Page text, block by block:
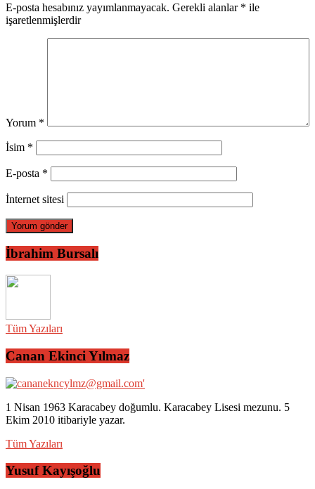
E-posta hesabınız yayımlanmayacak. Gerekli alanlar * ile
işaretlenmişlerdir
Yorum *
İsim *
E-posta *
İnternet sitesi
İbrahim Bursalı
Tüm Yazıları
Canan Ekinci Yılmaz
1 Nisan 1963 Karacabey doğumlu. Karacabey Lisesi mezunu. 5
Ekim 2010 itibariyle yazar.
Tüm Yazıları
Yusuf Kayışoğlu